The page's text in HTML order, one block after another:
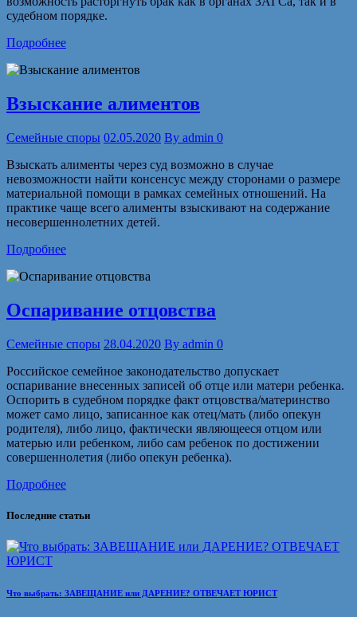
судебном порядке.
Подробнее
Взыскание алиментов
Семейные споры 02.05.2020 By admin 0
Взыскать алименты через суд возможно в случае
невозможности найти консенсус между сторонами о размере
материальной помощи в рамках семейных отношений. На
практике чаще всего алименты взыскивают на содержание
несовершеннолетних детей.
Подробнее
Оспаривание отцовства
Семейные споры 28.04.2020 By admin 0
Российское семейное законодательство допускает
оспаривание внесенных записей об отце или матери ребенка.
Оспорить в судебном порядке факт отцовства/материнство
может само лицо, записанное как отец/мать (либо опекун
родителя), либо лицо, фактически являющееся отцом или
матерью или ребенком, либо сам ребенок по достижении
совершеннолетия (либо опекун ребенка).
Подробнее
Последние статьи
Что выбрать: ЗАВЕЩАНИЕ или ДАРЕНИЕ? ОТВЕЧАЕТ ЮРИСТ